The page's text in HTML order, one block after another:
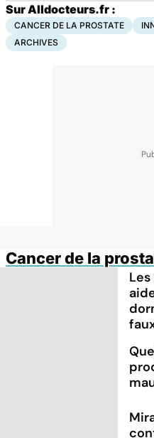
Sur Alldocteurs.fr :
CANCER DE LA PROSTATE
ARCHIVES
Cancer de la